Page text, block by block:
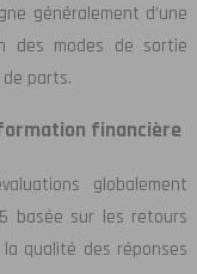
généralement d’une
des modes de sortie
parts.
financière
globalement
basée sur les retours
qualité des réponses